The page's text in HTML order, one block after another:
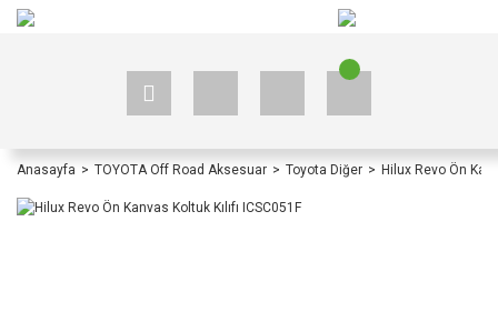
Anasayfa TOYOTA Off Road Aksesuar Toyota Diğer Hilux Revo Ön